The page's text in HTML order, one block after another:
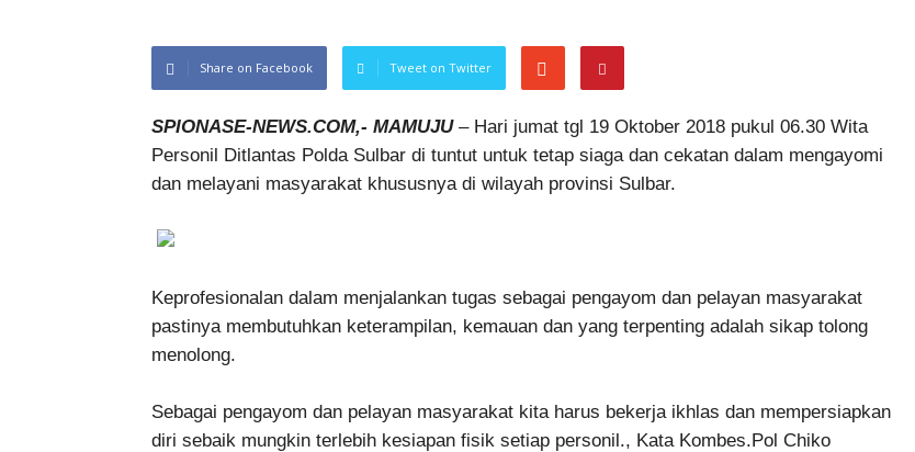
Share on Facebook Tweet on Twitter
SPIONASE-NEWS.COM,- MAMUJU– Hari jumat tgl 19 Oktober 2018 pukul 06.30 Wita
Personil Ditlantas Polda Sulbar di tuntut untuk tetap siaga dan cekatan dalam mengayomi
dan melayani masyarakat khususnya di wilayah provinsi Sulbar.
Keprofesionalan dalam menjalankan tugas sebagai pengayom dan pelayan masyarakat
pastinya membutuhkan keterampilan, kemauan dan yang terpenting adalah sikap tolong
menolong.
Sebagai pengayom dan pelayan masyarakat kita harus bekerja ikhlas dan mempersiapkan
diri sebaik mungkin terlebih kesiapan fisik setiap personil., Kata Kombes.Pol Chiko